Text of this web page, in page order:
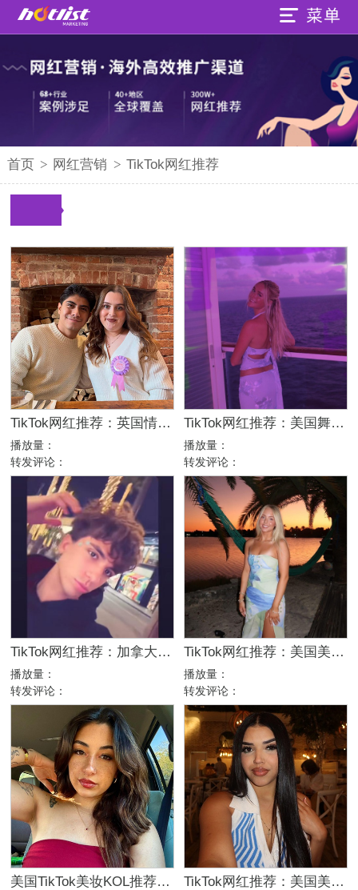
首页 > 网红营销 > TikTok网红推荐
TikTok网红推荐：英国情侣生活旅行博主，互动挑战达人合作
播放量：
转发评论：
TikTok网红推荐：美国舞蹈美女娱乐达人资源
播放量：
转发评论：
TikTok网红推荐：加拿大舞蹈娱乐kol达人
播放量：
转发评论：
TikTok网红推荐：美国美女日常博主，高互动舞蹈服饰达人合作
播放量：
转发评论：
美国TikTok美妆KOL推荐：5万粉高互动美女日常博主 TikTok网红推荐：美国美女美妆时尚达人合作博主